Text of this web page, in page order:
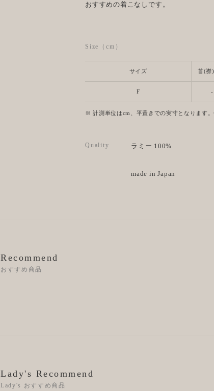
おすすめの着こなしです。
Size（cm）
サイズ 首(襟
F -
※ 計測単位はcm、平置きでの実寸となります
Quality ラミー 100%
made in Japan
Recommend
おすすめ商品
Lady's Recommend
Lady's おすすめ商品